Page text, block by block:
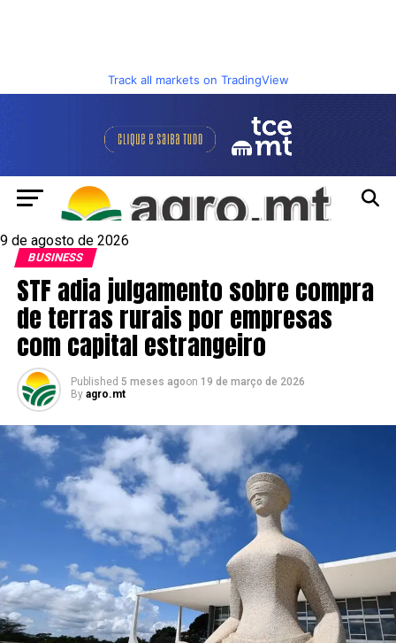
Track all markets on TradingView
9 de agosto de 2026
BUSINESS
STF adia julgamento sobre compra
de terras rurais por empresas
com capital estrangeiro
Published 5 meses agoon 19 de março de 2026
By agro.mt